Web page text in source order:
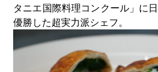
タニエ国際料理コンクール」に
優勝した超実力派シェフ。